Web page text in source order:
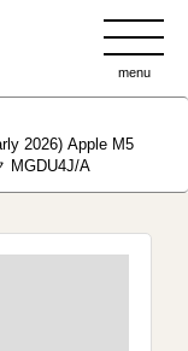
menu
2026) Apple M5
MGDU4J/A